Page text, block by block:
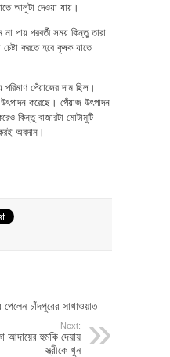
আলুটা দেওয়া যায়।
পায় পরবর্তী সময় কিন্তু তারা
করতে হবে কৃষক যাতে
পেঁয়াজের দাম ছিল।
করেছে। পেঁয়াজ উৎপাদন
কিন্তু বাজারটা মোটামুটি
অবদান।
পেলেন চাঁদপুরের সাখাওয়াত
Next:
আদায়ের হুমকি দেয়ায়
স্ত্রীকে খুন